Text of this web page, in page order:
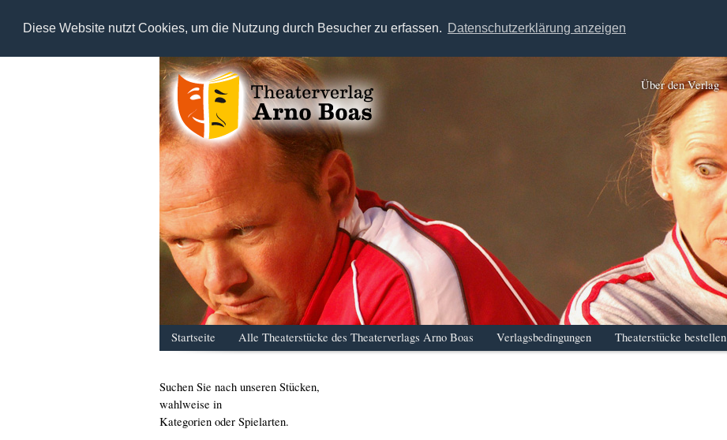
Diese Website nutzt Cookies, um die Nutzung durch Besucher zu erfassen. Datenschutzerklärung anzeigen
Über den Verlag
Startseite Alle Theaterstücke des Theaterverlags Arno Boas Verlagsbedingungen Theaterstücke bestellen
Suchen Sie nach unseren Stücken,
wahlweise in
Kategorien oder Spielarten.